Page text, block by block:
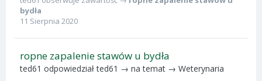
bydła
11 Sierpnia 2020
ropne zapalenie stawów u bydła
ted61 odpowiedziałted61 → na temat → Weterynaria